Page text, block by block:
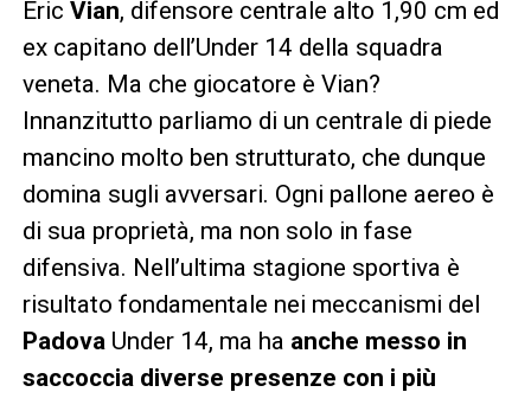
Eric Vian, difensore centrale alto 1,90 cm ed
ex capitano dell’Under 14 della squadra
veneta. Ma che giocatore è Vian?
Innanzitutto parliamo di un centrale di piede
mancino molto ben strutturato, che dunque
domina sugli avversari. Ogni pallone aereo è
di sua proprietà, ma non solo in fase
difensiva. Nell’ultima stagione sportiva è
risultato fondamentale nei meccanismi del
Padova Under 14, ma ha anche messo in
saccoccia diverse presenze con i più